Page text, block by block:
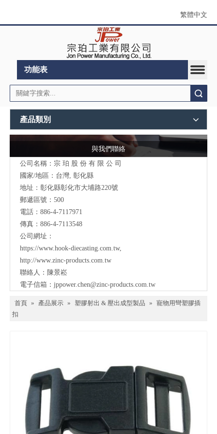
繁體中文
功能表
產品類別
與我們聯絡
公司名稱：宗 珀 股 份 有 限 公 司
國家/地區：台灣, 彰化縣
地址：彰化縣彰化市大埔路220號
郵遞區號：500
電話：886-4-7117971
傳真：886-4-7113548
公司網址：
https://www.hook-diecasting.com.tw,
http://www.zinc-products.com.tw
聯絡人：陳景崧
電子信箱： jppower.chen@zinc-products.com.tw
首頁 » 產品展示 » 塑膠射出 & 壓出成型製品 » 寵物用彎塑膠插
扣